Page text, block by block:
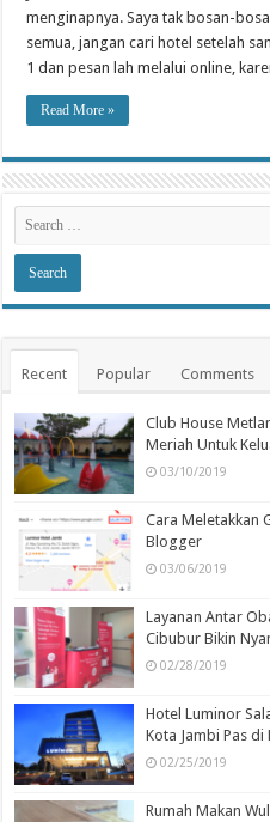
menginapnya. Saya tak bosan-
semua, jangan cari hotel setelah
1 dan pesan lah melalui online,
Read More »
Recent Popular Comments
Club House
Meriah Untuk
03/10/2019
Cara Meletakkan
Blogger
03/06/2019
Layanan Antar
Cibubur Bikin
02/28/2019
Hotel Luminor
Kota Jambi Pas di
02/25/2019
Rumah Makan